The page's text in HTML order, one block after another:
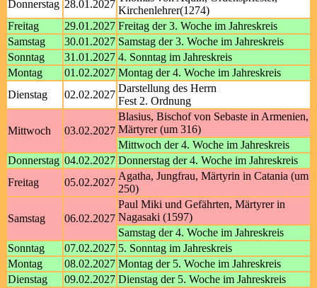
Donnerstag 28.01.2027
Kirchenlehrer(1274)
Freitag
29.01.2027 Freitag der 3. Woche im Jahreskreis
Samstag
30.01.2027 Samstag der 3. Woche im Jahreskreis
Sonntag
31.01.2027 4. Sonntag im Jahreskreis
Montag
01.02.2027 Montag der 4. Woche im Jahreskreis
Dienstag
02.02.2027
Darstellung des Herrn
Fest 2. Ordnung
Mittwoch 03.02.2027
Blasius, Bischof von Sebaste in Armenien,
Märtyrer (um 316)
Mittwoch der 4. Woche im Jahreskreis
Donnerstag 04.02.2027 Donnerstag der 4. Woche im Jahreskreis
Freitag
05.02.2027
Agatha, Jungfrau, Märtyrin in Catania (um
250)
Samstag 06.02.2027
Paul Miki und Gefährten, Märtyrer in
Nagasaki (1597)
Samstag der 4. Woche im Jahreskreis
Sonntag
07.02.2027 5. Sonntag im Jahreskreis
Montag
08.02.2027 Montag der 5. Woche im Jahreskreis
Dienstag
09.02.2027 Dienstag der 5. Woche im Jahreskreis